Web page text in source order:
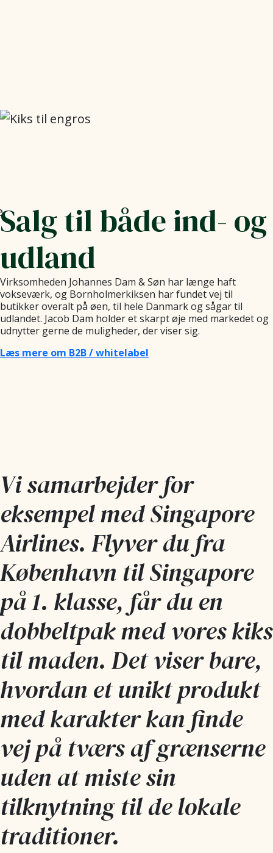
Salg til både ind- og
ud­land
Virksomheden Johannes Dam & Søn har længe haft
vokseværk, og Bornholmerkiksen har fundet vej til
butikker overalt på øen, til hele Danmark og sågar til
udlandet. Jacob Dam holder et skarpt øje med markedet og
udnytter gerne de muligheder, der viser sig.
Læs mere om B2B / whitelabel
Vi samarbejder for
eksempel med Singapore
Airlines. Flyver du fra
København til Singapore
på 1. klasse, får du en
dobbeltpak med vores kiks
til maden. Det viser bare,
hvordan et unikt produkt
med karakter kan finde
vej på tværs af grænserne
uden at miste sin
tilknytning til de lokale
traditioner.